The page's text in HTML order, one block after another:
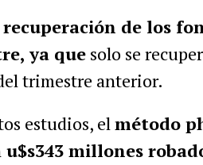
de los
ya quesolo se
trimestre anterior.
estudios, elmétodo
u$s343 millones